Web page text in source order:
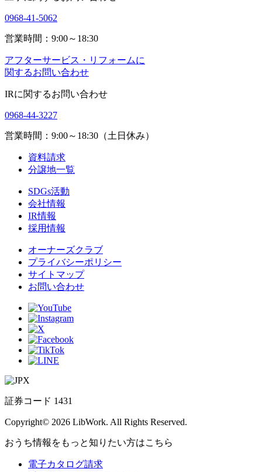
0968-41-5062
営業時間：9:00～18:30
アフターサービス・リフォームに
関するお問い合わせ
IRに関するお問い合わせ
0968-44-3227
営業時間：9:00～18:30（土日休み）
資料請求
分譲地一覧
SDGs活動
会社情報
IR情報
採用情報
オーナーズクラブ
プライバシーポリシー
サイトマップ
お問い合わせ
証券コード 1431
Copyright© 2026 LibWork. All Rights Reserved.
おうち情報をもっと知りたい方はこちら
電子カタログ請求